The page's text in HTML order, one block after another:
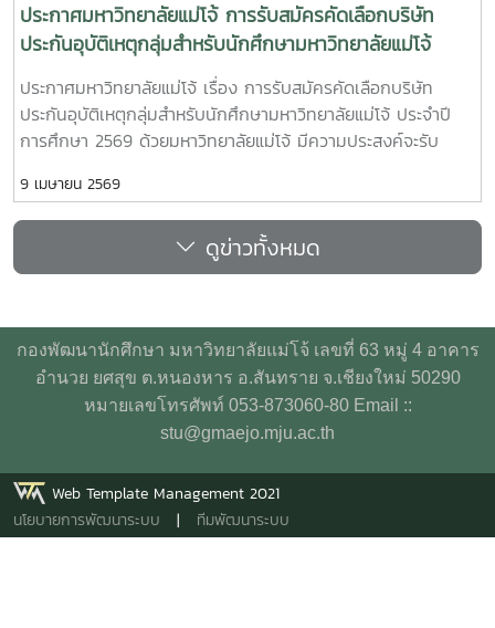
ประกาศมหาวิทยาลัยแม่โจ้ การรับสมัครคัดเลือกบริษัท
ประกันอุบัติเหตุกลุ่มสำหรับนักศึกษามหาวิทยาลัยแม่โจ้
ประจำปีการศึกษา 2569
ประกาศมหาวิทยาลัยแม่โจ้ เรื่อง การรับสมัครคัดเลือกบริษัท
ประกันอุบัติเหตุกลุ่มสำหรับนักศึกษามหาวิทยาลัยแม่โจ้ ประจำปี
การศึกษา 2569 ด้วยมหาวิทยาลัยแม่โจ้ มีความประสงค์จะรับ
มหาวิทยาลัยแม่โจ้ ประจำปีการศึกษา 2569 เพื่อให้การดำเนินการ
เป็นไปด้วยความเรียบร้อย จึงประกาศรายละเอียดและเงื่อนไข ตาม
เอกสารแนบดังนี้ https://maejo.link/F8gM
9 เมษายน 2569
ดูข่าวทั้งหมด
กองพัฒนานักศึกษา มหาวิทยาลัยแม่โจ้ เลขที่ 63 หมู่ 4 อาคาร
อำนวย ยศสุข ต.หนองหาร อ.สันทราย จ.เชียงใหม่ 50290
หมายเลขโทรศัพท์ 053-873060-80 Email ::
stu@gmaejo.mju.ac.th
Web Template Management 2021
นโยบายการพัฒนาระบบ | ทีมพัฒนาระบบ